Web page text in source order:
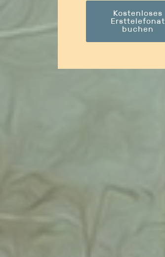
Kostenloses
Ersttelefonat
buchen